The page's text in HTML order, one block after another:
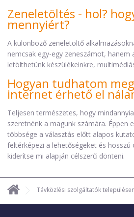
Zeneletöltés - hol?
mennyiért?
A különböző zeneletöltő
nemcsak egy-egy zeneszámot, hanem
letölthetünk készülékeinkre,
Hogyan tudhatom
internet érhető el
Teljesen természetes, hogy
szeretnénk a magunk számára. Éppen
többsége a választás előtt alapos
feltérképezi a lehetőségeket és
kiderítse mi alapján célszerű dönteni.
Távközlési szolgáltatók